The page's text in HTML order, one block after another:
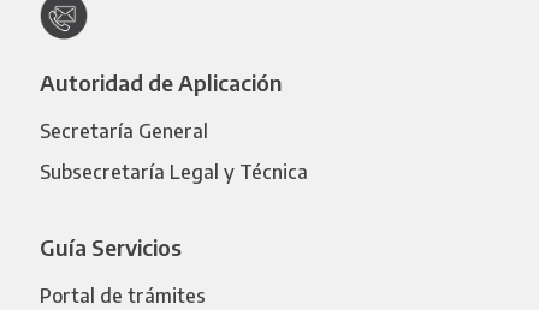
Autoridad de Aplicación
Secretaría General
Subsecretaría Legal y Técnica
Guía Servicios
Portal de trámites